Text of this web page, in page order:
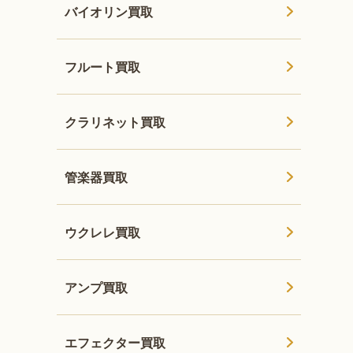
バイオリン買取
フルート買取
クラリネット買取
管楽器買取
ウクレレ買取
アンプ買取
エフェクター買取